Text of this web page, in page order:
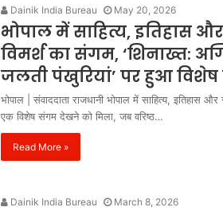
Dainik India Bureau May 20, 2026
भोपाल में साहित्य, इतिहास और
विमर्श का संगम, ‘शिनाख्त:
जलती पंखुरियां’ पर हुआ विशेष
भोपाल | संवाददाता राजधानी भोपाल में साहित्य, इतिहास और
एक विशेष संगम देखने को मिला, जब वरिष्ठ…
Read More »
Dainik India Bureau March 8, 2026